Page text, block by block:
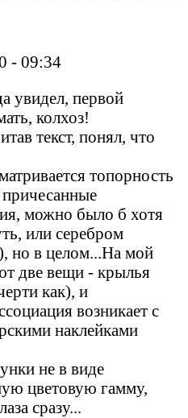
- 09:34
увидел, первой
колхоз!
текст, понял, что
топорность
причесанные
можно было б хотя
или серебром
но в целом...На мой
две вещи - крылья
как), и
возникает с
наклейками
не в виде
цветовую гамму,
сразу...